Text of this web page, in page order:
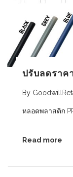
ปรับลดราค
By
หลอดพลาสติก
Read more